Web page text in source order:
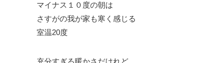
マイナス１０度の朝は
さすがの我が家も寒く感じる
室温20度
充分すぎる暖かさだけれど